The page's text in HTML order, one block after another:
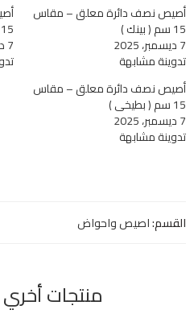
أصيص نصف دائرة معلق – مقاس
15 سم ( بينك )
7 ديسمبر، 2025
تدوينة مشابهة
15 سم ( بينك )
7 ديسمبر، 2025
أصيص نصف دائرة معلق – مقاس
15 سم ( بطيخي )
7 ديسمبر، 2025
تدوينة مشابهة
القسم:اصيص واحواض
منتجات